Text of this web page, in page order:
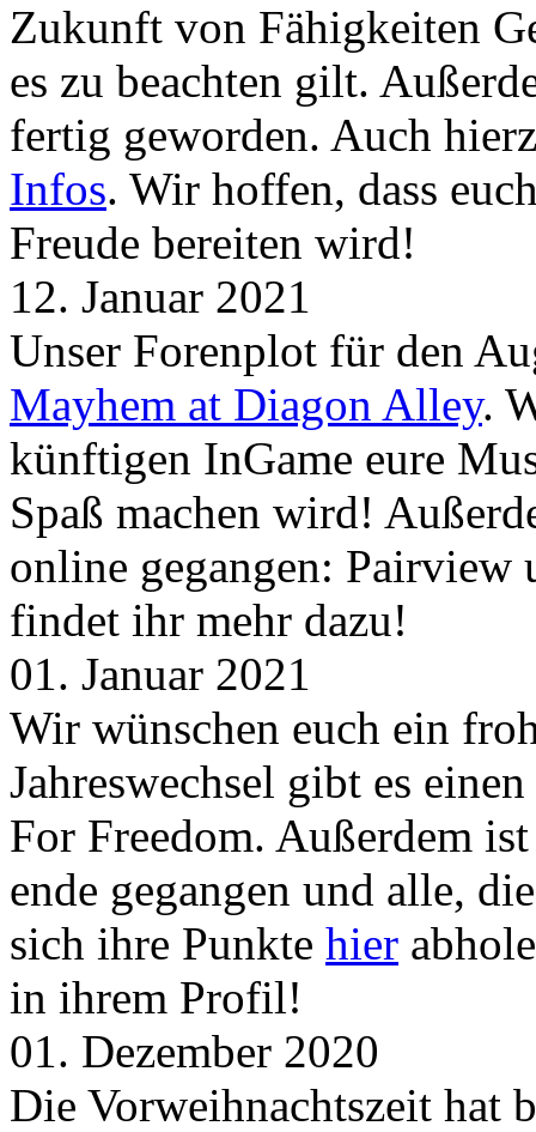
Zukunft von Fähigkeiten
es zu beachten gilt.
fertig geworden. Auch
Infos. Wir hoffen, dass
Freude bereiten wird!
12. Januar 2021
Unser Forenplot für den
Mayhem at Diagon Alley.
künftigen InGame eure
Spaß machen wird!
online gegangen:
findet ihr mehr dazu!
01. Januar 2021
Wir wünschen euch ein
Jahreswechsel gibt es einen
For Freedom. Außerdem
ende gegangen und alle,
sich ihre Punkte hier
in ihrem Profil!
01. Dezember 2020
Die Vorweihnachtszeit hat